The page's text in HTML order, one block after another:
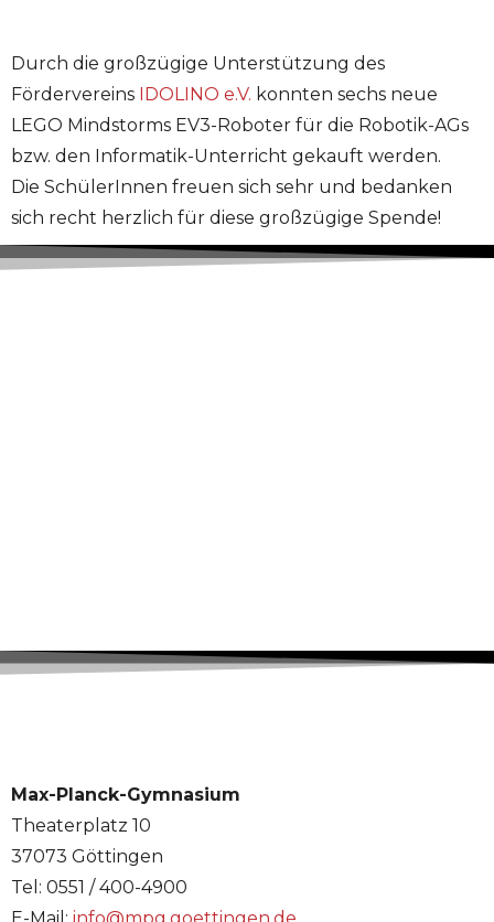
Durch die großzügige Unterstützung des
Fördervereins IDOLINO e.V. konnten sechs neue
LEGO Mindstorms EV3-Roboter für die Robotik-AGs
bzw. den Informatik-Unterricht gekauft werden.
Die SchülerInnen freuen sich sehr und bedanken
sich recht herzlich für diese großzügige Spende!
Max-Planck-Gymnasium
Theaterplatz 10
37073 Göttingen
Tel: 0551 / 400-4900